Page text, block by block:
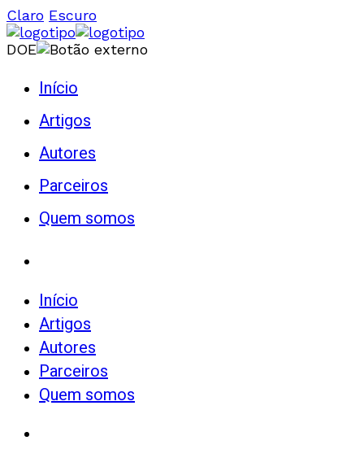
Claro Escuro
DOE
Início
Artigos
Autores
Parceiros
Quem somos
Início
Artigos
Autores
Parceiros
Quem somos